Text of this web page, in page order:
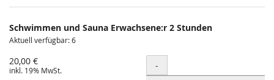
Schwimmen und Sauna Erwachsene:r 2 Stunden
Aktuell verfügbar: 6
20,00 €
inkl. 19% MwSt. Menge
-